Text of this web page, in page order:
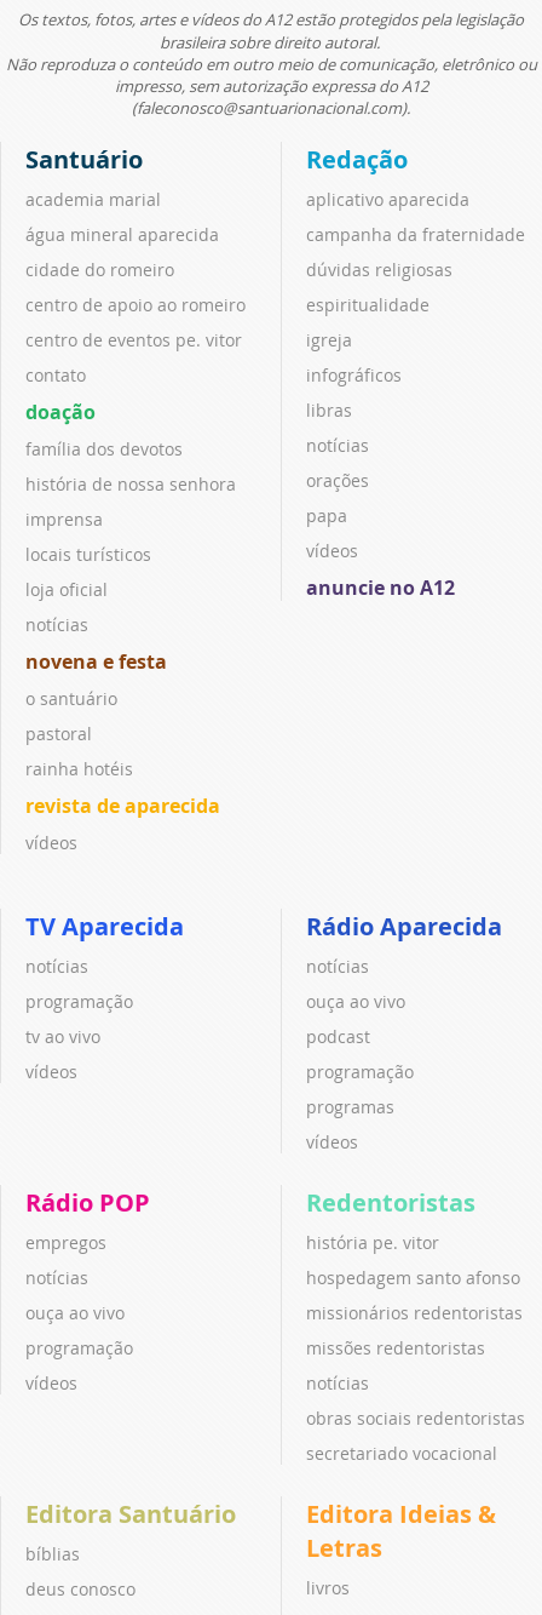
Os textos, fotos, artes e vídeos do A12 estão protegidos pela legislação
brasileira sobre direito autoral.
Não reproduza o conteúdo em outro meio de comunicação, eletrônico ou
impresso, sem autorização expressa do A12
(faleconosco@santuarionacional.com).
Santuário
academia marial
água mineral aparecida
cidade do romeiro
centro de apoio ao romeiro
centro de eventos pe. vitor
contato
doação
família dos devotos
história de nossa senhora
imprensa
locais turísticos
loja oficial
notícias
novena e festa
o santuário
pastoral
rainha hotéis
revista de aparecida
vídeos
Redação
aplicativo aparecida
campanha da fraternidade
dúvidas religiosas
espiritualidade
igreja
infográficos
libras
notícias
orações
papa
vídeos
anuncie no A12
TV Aparecida
notícias
programação
tv ao vivo
vídeos
Rádio Aparecida
notícias
ouça ao vivo
podcast
programação
programas
vídeos
Rádio POP
empregos
notícias
ouça ao vivo
programação
vídeos
Redentoristas
história pe. vitor
hospedagem santo afonso
missionários redentoristas
missões redentoristas
notícias
obras sociais redentoristas
secretariado vocacional
Editora Santuário
bíblias
deus conosco
Editora Ideias &
Letras
livros